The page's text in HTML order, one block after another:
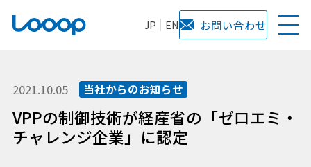
JP EN お問い合わせ
2021.10.05 当社からのお知らせ
VPPの制御技術が経産省の「ゼロエミ・
チャレンジ企業」に認定